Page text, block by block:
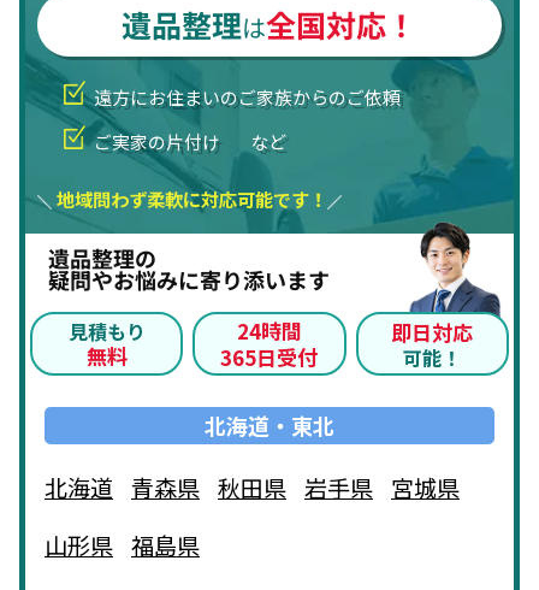
遺品整理は全国対応！
遠方にお住まいのご家族からのご依頼
ご実家の片付け
など
地域問わず柔軟に対応可能です！
遺品整理の
疑問やお悩みに寄り添います
見積もり
無料
24時間
365日受付
即日対応
可能！
北海道・東北
北海道 青森県 秋田県 岩手県 宮城県
山形県 福島県